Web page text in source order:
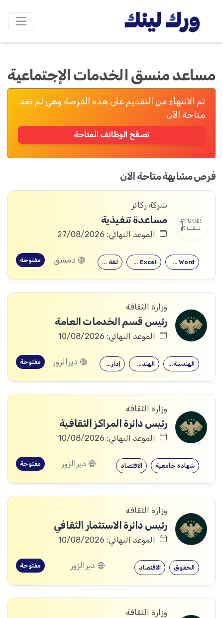
مساعد منسق الخدمات الإجتماعية
تم الانتهاء من التقديم على هذه الفرصة وهي لم تعد
متاحة الآن
تصفّح الوظائف المتاحة
فرص مشابهة متاحة الآن
شركة ركائز
مساعدة تنفيذية
الموعد النهائي: 27/08/2026
لغة إنكليزية Microsoft Excel Microsoft Word دمشق مفتوحة
وزارة الثقافة
رئيس قسم الخدمات العامة
الموعد النهائي: 10/08/2026
إدارة الأعمال الهندسة المدنية الهندسة الميكانيكية ديرالزور مفتوحة
وزارة الثقافة
رئيس دائرة المراكز الثقافية
الموعد النهائي: 10/08/2026
الاقتصاد شهادة جامعية ديرالزور مفتوحة
وزارة الثقافة
رئيس دائرة الاستثمار الثقافي
الموعد النهائي: 10/08/2026
الاقتصاد الحقوق ديرالزور مفتوحة
وزارة الثقافة